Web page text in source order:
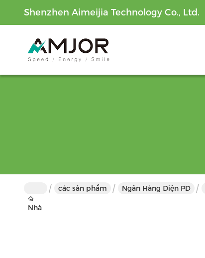
Shenzhen Aimeijia Technology Co., Ltd.
Nhà
các sản phẩm Ngân Hàng Điện PD